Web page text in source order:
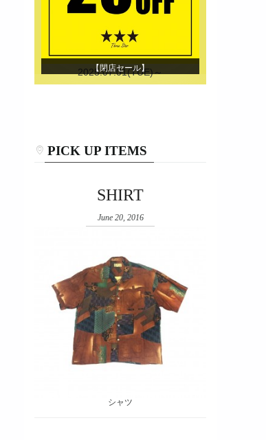
【閉店セール】
2025.07.01(TUE)～
PICK UP ITEMS
SHIRT
June 20, 2016
シャツ